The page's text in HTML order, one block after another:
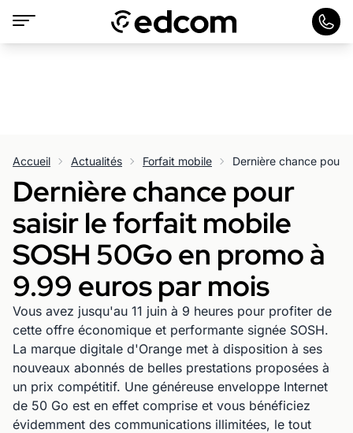
Accueil Actualités Forfait mobile
Dernière chance pour
saisir le forfait mobile
SOSH 50Go en promo à
9.99 euros par mois
Vous avez jusqu'au 11 juin à 9 heures pour profiter de
cette offre économique et performante signée SOSH.
La marque digitale d'Orange met à disposition à ses
nouveaux abonnés de belles prestations proposées à
un prix compétitif. Une généreuse enveloppe Internet
de 50 Go est en effet comprise et vous bénéficiez
évidemment des communications illimitées, le tout